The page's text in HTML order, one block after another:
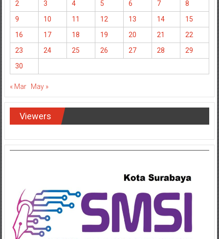
2 3 4 5 6 7
8
9
10 11 12 13 14
15
16
17 18 19 20 21
22
23
24 25 26 27 28
29
30
« Mar May »
Viewers